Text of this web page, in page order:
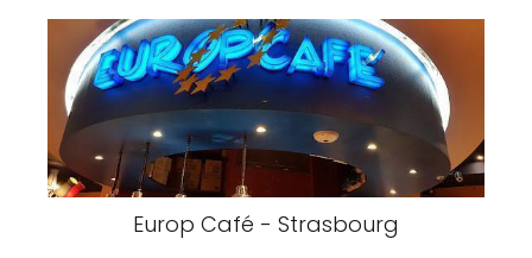
Europ Café - Strasbourg